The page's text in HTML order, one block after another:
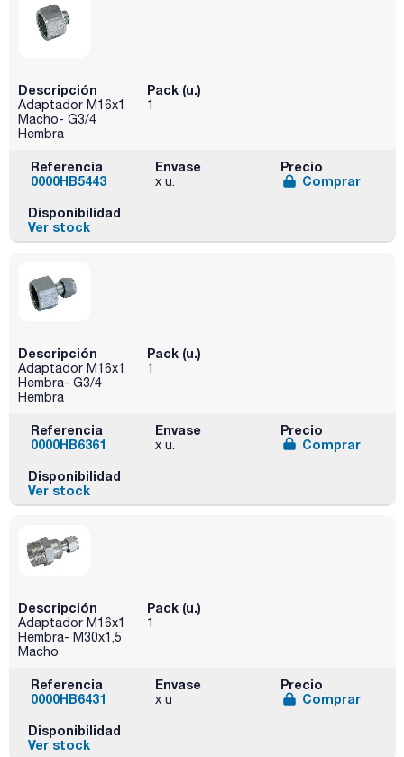
Descripción
Adaptador M16x1
Macho- G3/4
Hembra
Pack (u.)
1
Referencia
0000HB5443
Envase
x u.
Precio
Comprar
Disponibilidad
Ver stock
Descripción
Adaptador M16x1
Hembra- G3/4
Hembra
Pack (u.)
1
Referencia
0000HB6361
Envase
x u.
Precio
Comprar
Disponibilidad
Ver stock
Descripción
Adaptador M16x1
Hembra- M30x1,5
Macho
Pack (u.)
1
Referencia
0000HB6431
Envase
x u
Precio
Comprar
Disponibilidad
Ver stock